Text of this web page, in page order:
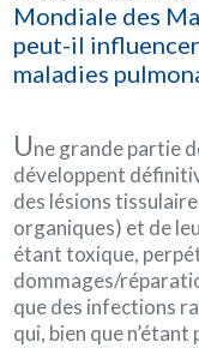
Mondiale des
peut-il
maladies
Une grande partie
développent
des lésions
organiques) et de
étant toxique,
dommages/
que des infections
qui, bien que